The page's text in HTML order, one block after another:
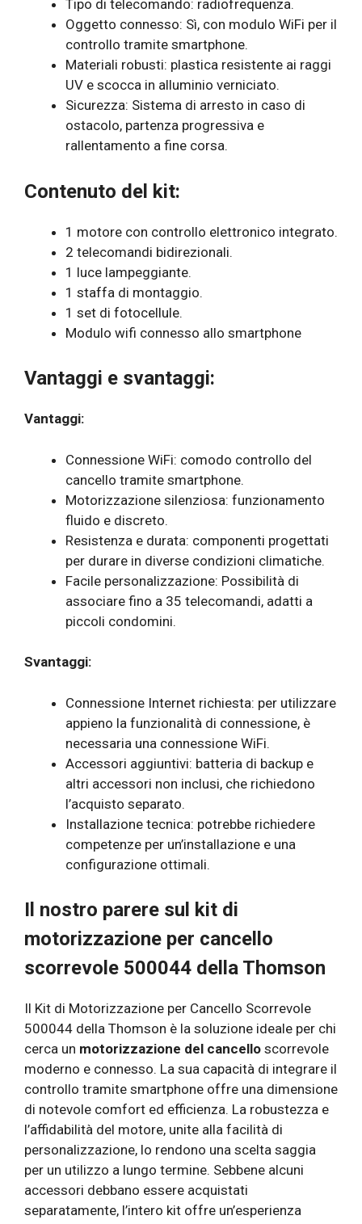
Tipo di telecomando: radiofrequenza.
Oggetto connesso: Sì, con modulo WiFi per il
controllo tramite smartphone.
Materiali robusti: plastica resistente ai raggi
UV e scocca in alluminio verniciato.
Sicurezza: Sistema di arresto in caso di
ostacolo, partenza progressiva e
rallentamento a fine corsa.
Contenuto del kit:
1 motore con controllo elettronico integrato.
2 telecomandi bidirezionali.
1 luce lampeggiante.
1 staffa di montaggio.
1 set di fotocellule.
Modulo wifi connesso allo smartphone
Vantaggi e svantaggi:
Vantaggi:
Connessione WiFi: comodo controllo del
cancello tramite smartphone.
Motorizzazione silenziosa: funzionamento
fluido e discreto.
Resistenza e durata: componenti progettati
per durare in diverse condizioni climatiche.
Facile personalizzazione: Possibilità di
associare fino a 35 telecomandi, adatti a
piccoli condomini.
Svantaggi:
Connessione Internet richiesta: per utilizzare
appieno la funzionalità di connessione, è
necessaria una connessione WiFi.
Accessori aggiuntivi: batteria di backup e
altri accessori non inclusi, che richiedono
l’acquisto separato.
Installazione tecnica: potrebbe richiedere
competenze per un’installazione e una
configurazione ottimali.
Il nostro parere sul kit di
motorizzazione per cancello
scorrevole 500044 della Thomson
Il Kit di Motorizzazione per Cancello Scorrevole
500044 della Thomson è la soluzione ideale per chi
cerca un motorizzazione del cancello scorrevole
moderno e connesso. La sua capacità di integrare il
controllo tramite smartphone offre una dimensione
di notevole comfort ed efficienza. La robustezza e
l’affidabilità del motore, unite alla facilità di
personalizzazione, lo rendono una scelta saggia
per un utilizzo a lungo termine. Sebbene alcuni
accessori debbano essere acquistati
separatamente, l’intero kit offre un’esperienza